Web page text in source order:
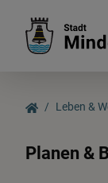
Leben &
Planen &